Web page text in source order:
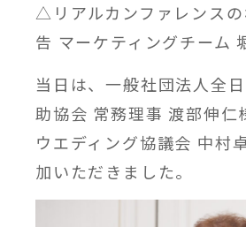
△リアルカンファレンス
告 マーケティングチーム
当日は、一般社団法人全
助協会 常務理事 渡部伸仁
ウエディング協議会 中村
加いただきました。